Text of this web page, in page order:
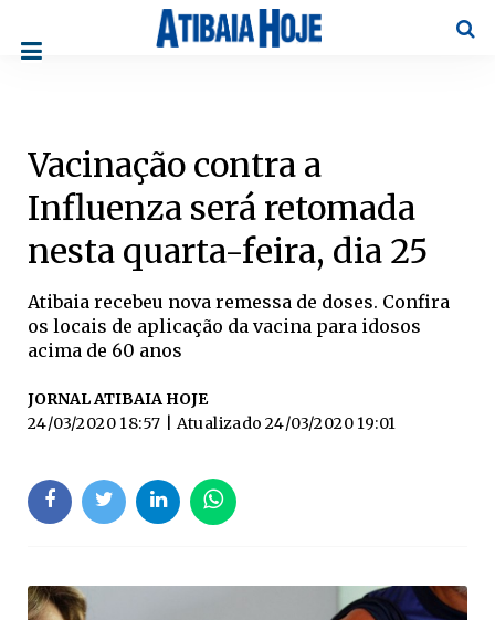
​Vacinação contra a
Influenza será retomada
nesta quarta-feira, dia 25
Atibaia recebeu nova remessa de doses. Confira
os locais de aplicação da vacina para idosos
acima de 60 anos
JORNAL ATIBAIA HOJE
24/03/2020 18:57
| Atualizado 24/03/2020 19:01